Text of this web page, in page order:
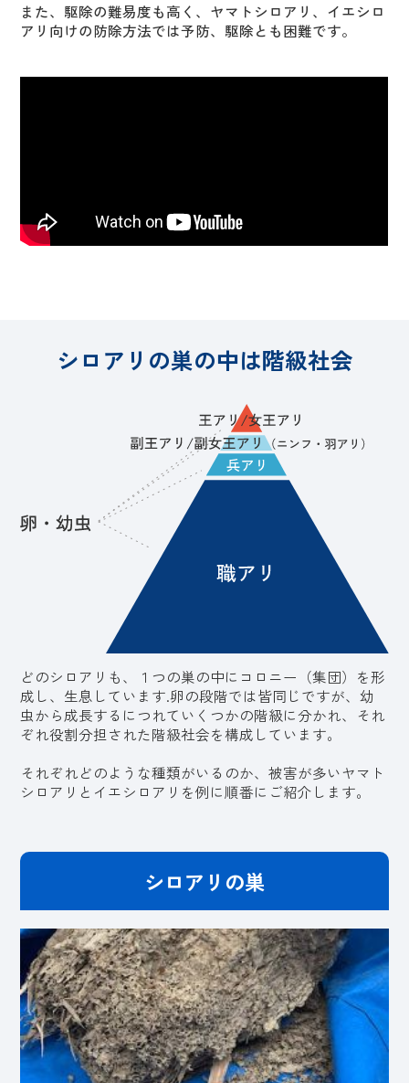
また、駆除の難易度も高く、ヤマトシロアリ、イエシロ
アリ向けの防除方法では予防、駆除とも困難です。
シロアリの巣の中は階級社会
どのシロアリも、１つの巣の中にコロニー（集団）を形
成し、生息しています.卵の段階では皆同じですが、幼
虫から成長するにつれていくつかの階級に分かれ、それ
ぞれ役割分担された階級社会を構成しています。
それぞれどのような種類がいるのか、被害が多いヤマト
シロアリとイエシロアリを例に順番にご紹介します。
シロアリの巣